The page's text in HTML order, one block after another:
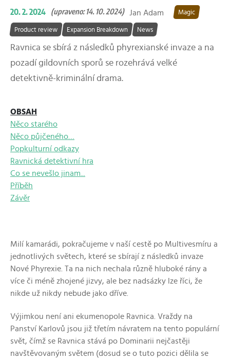
20. 2. 2024 (upraveno: 14. 10. 2024) Jan Adam Magic
Product review Expansion Breakdown News
Ravnica se sbírá z následků phyrexianské invaze a na
pozadí gildovních sporů se rozehrává velké
detektivně-kriminální drama.
OBSAH
Něco starého
Něco půjčeného…
Popkulturní odkazy
Ravnická detektivní hra
Co se nevešlo jinam...
Příběh
Závěr
Milí kamarádi, pokračujeme v naší cestě po Multivesmíru a
jednotlivých světech, které se sbírají z následků invaze
Nové Phyrexie. Ta na nich nechala různě hluboké rány a
více či méně zhojené jizvy, ale bez nadsázky lze říci, že
nikde už nikdy nebude jako dříve.
Výjimkou není ani ekumenopole Ravnica. Vraždy na
Panství Karlovů jsou již třetím návratem na tento populární
svět, čímž se Ravnica stává po Dominarii nejčastěji
navštěvovaným světem (dosud se o tuto pozici dělila se